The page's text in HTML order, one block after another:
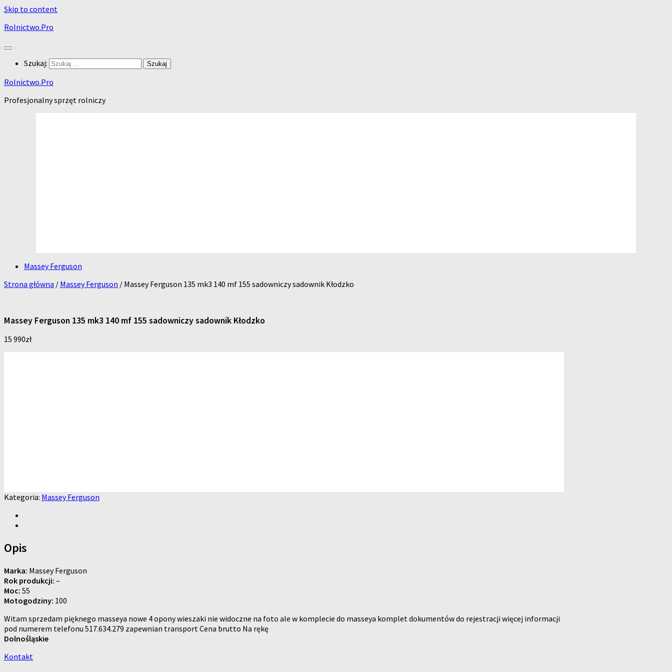
Skip to content
Rolnictwo.Pro
Szukaj:
Rolnictwo.Pro
Profesjonalny sprzęt rolniczy
Massey Ferguson
Strona główna / Massey Ferguson / Massey Ferguson 135 mk3 140 mf 155 sadowniczy sadownik Kłodzko
Massey Ferguson 135 mk3 140 mf 155 sadowniczy sadownik Kłodzko
15 990zł
Kategoria: Massey Ferguson
Opis
Marka: Massey Ferguson
Rok produkcji: –
Moc: 55
Motogodziny: 100
Witam sprzedam pięknego masseya nowe 4 opony wieszaki nie widoczne na foto ale w komplecie do masseya komplet dokumentów do rejestracji więcej informacji
pod numerem telefonu 517.634.279 zapewnian transport Cena brutto Na rękę
Dolnośląskie
Kontakt